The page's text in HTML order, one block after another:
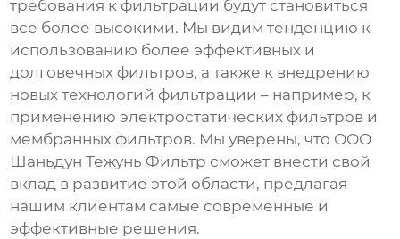
требования к фильтрации будут становиться
все более высокими. Мы видим тенденцию к
использованию более эффективных и
долговечных фильтров, а также к внедрению
новых технологий фильтрации – например, к
применению электростатических фильтров и
мембранных фильтров. Мы уверены, что ООО
Шаньдун Тежунь Фильтр сможет внести свой
вклад в развитие этой области, предлагая
нашим клиентам самые современные и
эффективные решения.